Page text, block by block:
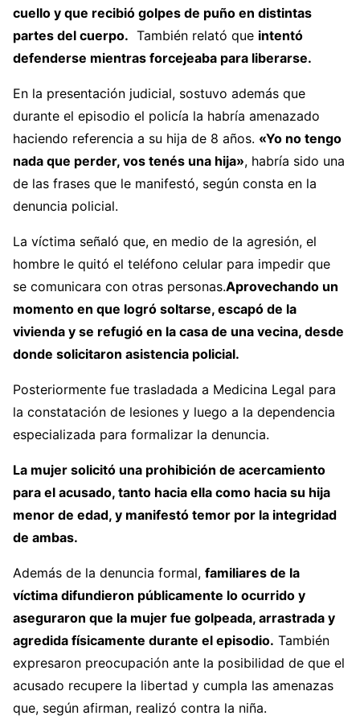
cuello y que recibió golpes de puño en distintas
partes del cuerpo. También relató que intentó
defenderse mientras forcejeaba para liberarse.
En la presentación judicial, sostuvo además que
durante el episodio el policía la habría amenazado
haciendo referencia a su hija de 8 años. «Yo no tengo
nada que perder, vos tenés una hija», habría sido una
de las frases que le manifestó, según consta en la
denuncia policial.
La víctima señaló que, en medio de la agresión, el
hombre le quitó el teléfono celular para impedir que
se comunicara con otras personas.Aprovechando un
momento en que logró soltarse, escapó de la
vivienda y se refugió en la casa de una vecina, desde
donde solicitaron asistencia policial.
Posteriormente fue trasladada a Medicina Legal para
la constatación de lesiones y luego a la dependencia
especializada para formalizar la denuncia.
La mujer solicitó una prohibición de acercamiento
para el acusado, tanto hacia ella como hacia su hija
menor de edad, y manifestó temor por la integridad
de ambas.
Además de la denuncia formal, familiares de la
víctima difundieron públicamente lo ocurrido y
aseguraron que la mujer fue golpeada, arrastrada y
agredida físicamente durante el episodio. También
expresaron preocupación ante la posibilidad de que el
acusado recupere la libertad y cumpla las amenazas
que, según afirman, realizó contra la niña.